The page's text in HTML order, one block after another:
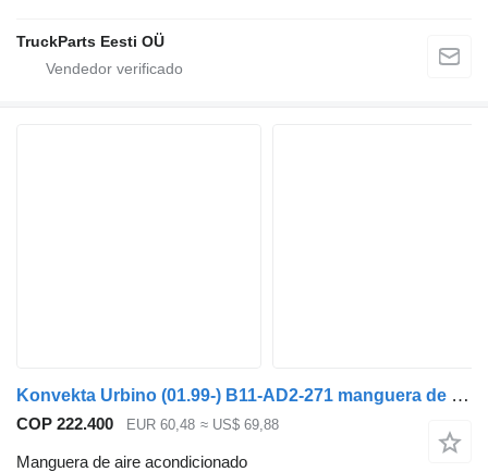
TruckParts Eesti OÜ
Konvekta Urbino (01.99-) B11-AD2-271 manguera de aire acondicionado para Solaris Urbino, Alpino, Vacanza (1999-) autobús
COP 222.400 EUR 60,48 ≈ US$ 69,88
Manguera de aire acondicionado